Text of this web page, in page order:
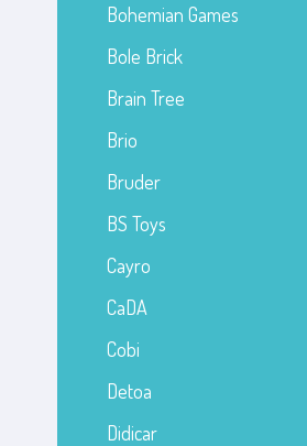
Bohemian Games
Bole Brick
Brain Tree
Brio
Bruder
BS Toys
Cayro
CaDA
Cobi
Detoa
Didicar